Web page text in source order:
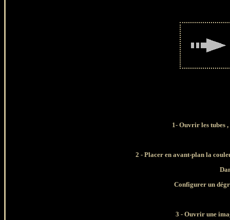
1- Ouvrir les tubes
2 - Placer en avant-plan la
Configurer un
3 - Ouvrir une